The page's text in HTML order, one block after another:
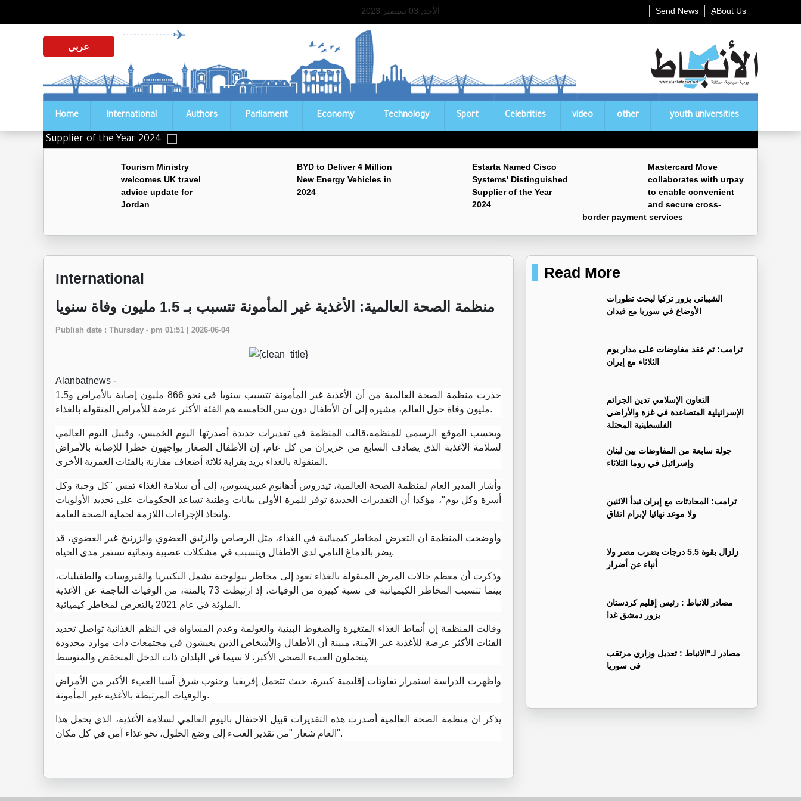
الأحد, 03 سبتمبر 2023 ِABout Us Send News
عربي
Home International Authors Parliament Economy Technology Sport Celebrities video other youth universities
Supplier of the Year 2024
Tourism Ministry
welcomes UK travel
advice update for
Jordan
BYD to Deliver 4 Million
New Energy Vehicles in
2024
Estarta Named Cisco
Systems' Distinguished
Supplier of the Year
2024
Mastercard Move
collaborates with urpay
to enable convenient
and secure cross-
border payment services
International
منظمة الصحة العالمية: الأغذية غير المأمونة تتسبب بـ 1.5 مليون وفاة سنويا
Publish date : Thursday - pm 01:51 | 2026-06-04
Alanbatnews -
حذرت منظمة الصحة العالمية من أن الأغذية غير المأمونة تتسبب سنويا في نحو 866 مليون إصابة بالأمراض و1.5
مليون وفاة حول العالم، مشيرة إلى أن الأطفال دون سن الخامسة هم الفئة الأكثر عرضة للأمراض المنقولة بالغذاء.
وبحسب الموقع الرسمي للمنظمه،قالت المنظمة في تقديرات جديدة أصدرتها اليوم الخميس، وقبيل اليوم العالمي
لسلامة الأغذية الذي يصادف السابع من حزيران من كل عام، إن الأطفال الصغار يواجهون خطرا للإصابة بالأمراض
المنقولة بالغذاء يزيد بقرابة ثلاثة أضعاف مقارنة بالفئات العمرية الأخرى.
وأشار المدير العام لمنظمة الصحة العالمية، تيدروس أدهانوم غيبريسوس، إلى أن سلامة الغذاء تمس "كل وجبة وكل
أسرة وكل يوم"، مؤكدا أن التقديرات الجديدة توفر للمرة الأولى بيانات وطنية تساعد الحكومات على تحديد الأولويات
واتخاذ الإجراءات اللازمة لحماية الصحة العامة.
وأوضحت المنظمة أن التعرض لمخاطر كيميائية في الغذاء، مثل الرصاص والزئبق العضوي والزرنيخ غير العضوي، قد
يضر بالدماغ النامي لدى الأطفال ويتسبب في مشكلات عصبية ونمائية تستمر مدى الحياة.
وذكرت أن معظم حالات المرض المنقولة بالغذاء تعود إلى مخاطر بيولوجية تشمل البكتيريا والفيروسات والطفيليات،
بينما تتسبب المخاطر الكيميائية في نسبة كبيرة من الوفيات، إذ ارتبطت 73 بالمئة، من الوفيات الناجمة عن الأغذية
الملوثة في عام 2021 بالتعرض لمخاطر كيميائية.
وقالت المنظمة إن أنماط الغذاء المتغيرة والضغوط البيئية والعولمة وعدم المساواة في النظم الغذائية تواصل تحديد
الفئات الأكثر عرضة للأغذية غير الآمنة، مبينة أن الأطفال والأشخاص الذين يعيشون في مجتمعات ذات موارد محدودة
يتحملون العبء الصحي الأكبر، لا سيما في البلدان ذات الدخل المنخفض والمتوسط.
وأظهرت الدراسة استمرار تفاوتات إقليمية كبيرة، حيث تتحمل إفريقيا وجنوب شرق آسيا العبء الأكبر من الأمراض
والوفيات المرتبطة بالأغذية غير المأمونة.
يذكر ان منظمة الصحة العالمية أصدرت هذه التقديرات قبيل الاحتفال باليوم العالمي لسلامة الأغذية، الذي يحمل هذا
العام شعار "من تقدير العبء إلى وضع الحلول، نحو غذاء آمن في كل مكان".
Read More
‏الشيباني يزور تركيا لبحث تطورات
الأوضاع في سوريا مع فيدان
ترامب: تم عقد مفاوضات على مدار يوم
الثلاثاء مع إيران
التعاون الإسلامي تدين الجرائم
الإسرائيلية المتصاعدة في غزة والأراضي
الفلسطينية المحتلة
جولة سابعة من المفاوضات بين لبنان
وإسرائيل في روما الثلاثاء
ترامب: المحادثات مع إيران تبدأ الاثنين
ولا موعد نهائيا لإبرام اتفاق
زلزال بقوة 5.5 درجات يضرب مصر ولا
أنباء عن أضرار
‏مصادر للانباط : رئيس إقليم كردستان
يزور دمشق غدا
‏مصادر لـ"الانباط : تعديل وزاري مرتقب
في سوريا